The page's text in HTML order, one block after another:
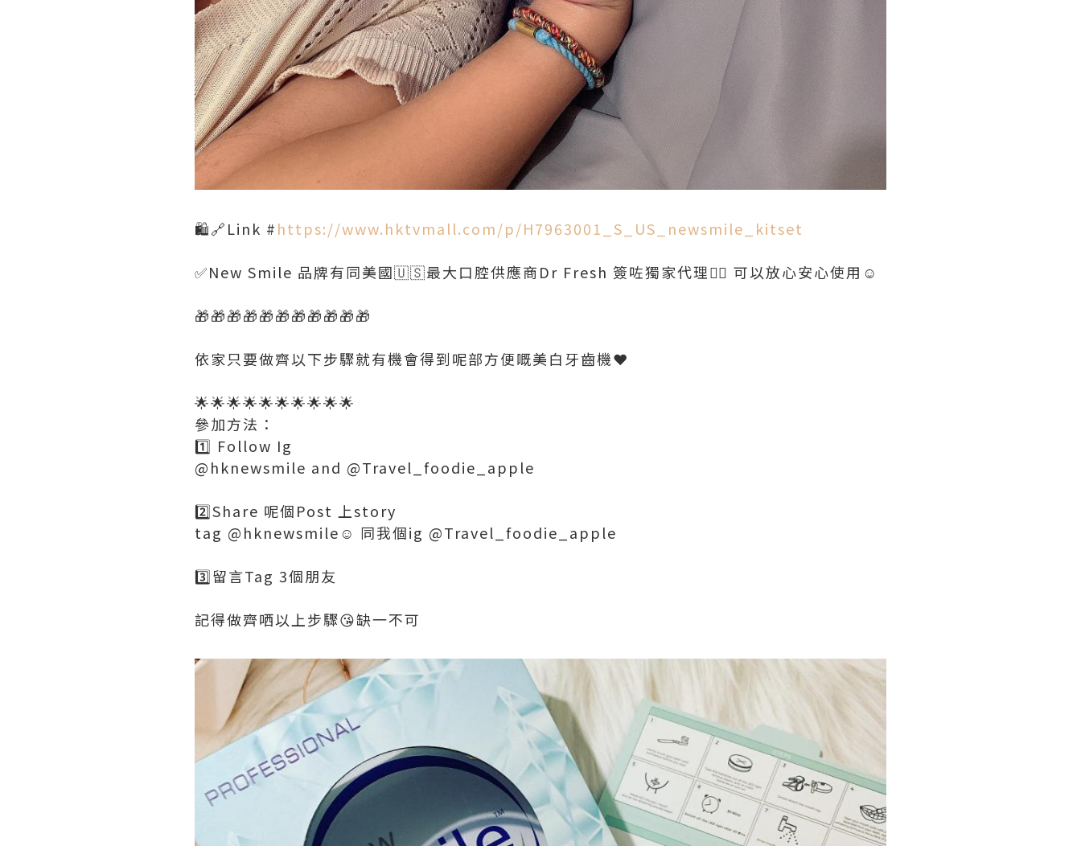
🛍🔗Link #https://www.hktvmall.com/p/H7963001_S_US_newsmile_kitset
✅New Smile 品牌有同美國🇺🇸最大口腔供應商Dr Fresh 簽咗獨家代理👍🏻 可以放心安心使用☺️
🎁🎁🎁🎁🎁🎁🎁🎁🎁🎁🎁
依家只要做齊以下步驟就有機會得到呢部方便嘅美白牙齒機❤️
🌟🌟🌟🌟🌟🌟🌟🌟🌟🌟
參加方法：
1️⃣ Follow Ig
@hknewsmile and @Travel_foodie_apple
2️⃣Share 呢個Post 上story
tag @hknewsmile☺️ 同我個ig @Travel_foodie_apple
3️⃣留言Tag 3個朋友
記得做齊哂以上步驟😘缺一不可